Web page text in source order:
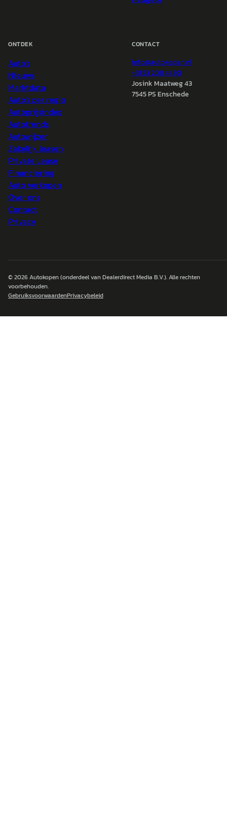
ONTDEK
Auto's
Nieuws
Marktdata
Auto's per regio
Autoprijsindex
Autotrends
Autowijzer
Zakelijk leasen
Private Lease
Financiering
Auto verkopen
Over ons
Contact
Privacy
CONTACT
info@autokopen.nl
+31 53 208 4490
Josink Maatweg 43
7545 PS Enschede
© 2026Autokopen(onderdeel van Dealerdirect Media B.V.). Alle rechten
voorbehouden.
GebruiksvoorwaardenPrivacybeleid